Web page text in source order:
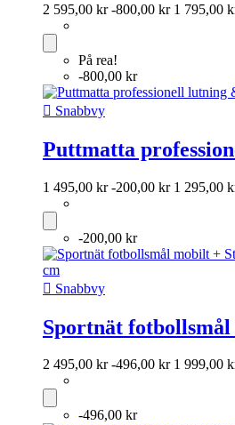
2 595,00 kr -800,00 kr 1 795,00
På rea!
-800,00 kr
 Snabbvy
Puttmatta
1 495,00 kr -200,00 kr 1 295,00
-200,00 kr
 Snabbvy
Sportnät
2 495,00 kr -496,00 kr 1 999,00
-496,00 kr